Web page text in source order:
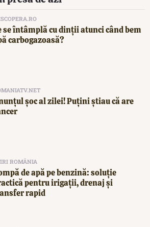
se întâmplă cu dinții atunci când bem
carbogazoasă?
şoc al zilei! Puţini ştiau că are
ROMÂNIA
de apă pe benzină: soluție
pentru irigații, drenaj și
rapid